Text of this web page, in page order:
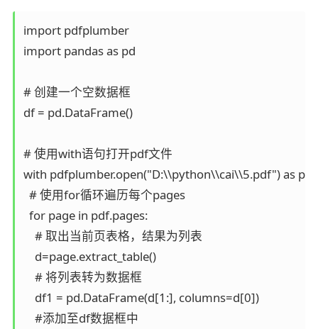
import pdfplumber
import pandas as pd
# 创建一个空数据框
df = pd.DataFrame()
# 使用with语句打开pdf文件
with pdfplumber.open("D:\\python\\cai\\5.pdf") as
  # 使用for循环遍历每个pages
  for page in pdf.pages:
    # 取出当前页表格，结果为列表
    d=page.extract_table()
    # 将列表转为数据框
    df1 = pd.DataFrame(d[1:], columns=d[0])
    #添加至df数据框中